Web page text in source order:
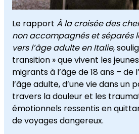
Le rapport À la croisée des
non accompagnés et séparés
vers l’âge adulte en Italie,
transition » que vivent les
migrants à l’âge de 18 ans – de
l’âge adulte, d’une vie dans un
travers la douleur et les
émotionnels ressentis en
de voyages dangereux.